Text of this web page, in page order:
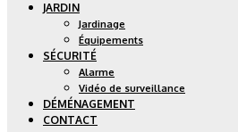
JARDIN
Jardinage
Équipements
SÉCURITÉ
Alarme
Vidéo de surveillance
DÉMÉNAGEMENT
CONTACT